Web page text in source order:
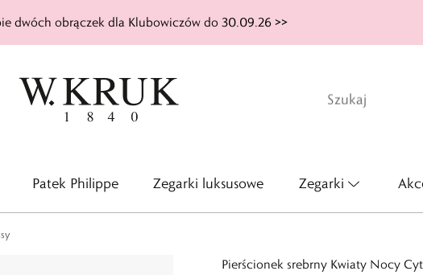
dwóch obrączek dla Klubowiczów do 30.09.26 >>
Patek Philippe Zegarki luksusowe Zegarki
Pierścionek srebrny Kwiaty Nocy